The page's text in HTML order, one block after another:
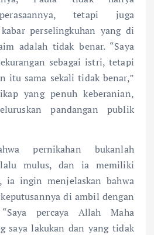
tetapi juga
perselingkuhan yang di
adalah tidak benar. “Saya
sebagai istri, tetapi
itu sama sekali tidak benar,”
yang penuh keberanian,
pandangan publik
pernikahan bukanlah
mulus, dan ia memiliki
ia ingin menjelaskan bahwa
di ambil dengan
percaya Allah Maha
saya lakukan dan yang tidak